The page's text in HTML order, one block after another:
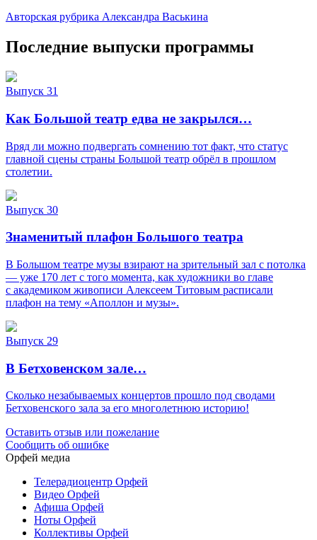
Авторская рубрика Александра Васькина
Последние выпуски программы
Выпуск 31
Как Большой театр едва не закрылся…
Вряд ли можно подвергать сомнению тот факт, что статус
главной сцены страны Большой театр обрёл в прошлом
столетии.
Выпуск 30
Знаменитый плафон Большого театра
В Большом театре музы взирают на зрительный зал с потолка
— уже 170 лет с того момента, как художники во главе
с академиком живописи Алексеем Титовым расписали
плафон на тему «Аполлон и музы».
Выпуск 29
В Бетховенском зале…
Сколько незабываемых концертов прошло под сводами
Бетховенского зала за его многолетнюю историю!
Оставить отзыв или пожелание
Сообщить об ошибке
Орфей медиа
Телерадиоцентр Орфей
Видео Орфей
Афиша Орфей
Ноты Орфей
Коллективы Орфей